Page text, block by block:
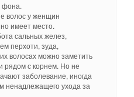
фона.
волос у женщин
имеет место.
сальных желез,
перхоти, зуда,
волосах можно заметить
рядом с корнем. Но не
заболевание, иногда
ненадлежащего ухода за